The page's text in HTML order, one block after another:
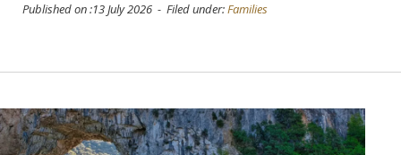
Published on :13 July 2026 - Filed under:Families